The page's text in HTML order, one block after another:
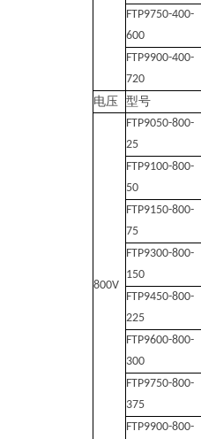
FTP9750-400-
600
FTP9900-400-
720
电压
型号
800V
FTP9050-800-
25
FTP9100-800-
50
FTP9150-800-
75
FTP9300-800-
150
FTP9450-800-
225
FTP9600-800-
300
FTP9750-800-
375
FTP9900-800-